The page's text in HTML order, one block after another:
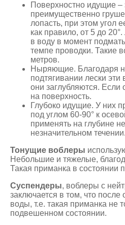
Поверхностно идущие
преимущественно
лопасть, при этом угол
как правило, от 5 до
в воду в момент
темпе проводки. Такие
метров.
Ныряющие. Благодаря
подтягивании лески
они заглубляются. Если
на поверхность.
Глубоко идущие. У них
под углом 60-90° к
применять на глубине
незначительном течении.
Тонущие воблеры
Небольшие и тяжелые,
Такая приманка в состоянии
Суспендеры, воблеры с
заключается в том, что
воды, т.е. такая приманка не
подвешенном состоянии.